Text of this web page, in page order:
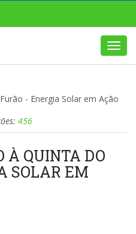
456
À QUINTA DO
SOLAR EM